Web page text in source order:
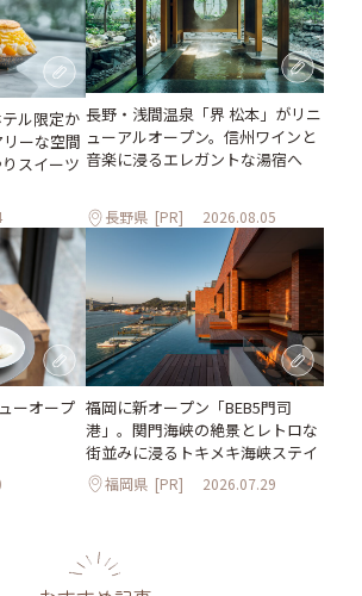
ル限定か
ーな空間
スイーツ
長野・浅間温泉「界 松本」がリニ
ューアルオープン。信州ワインと
音楽に浸るエレガントな湯宿へ
長野県 [PR] 2026.08.05
ーオープ 福岡に新オープン「BEB5門司
港」。関門海峡の絶景とレトロな
街並みに浸るトキメキ海峡ステイ
福岡県 [PR] 2026.07.29